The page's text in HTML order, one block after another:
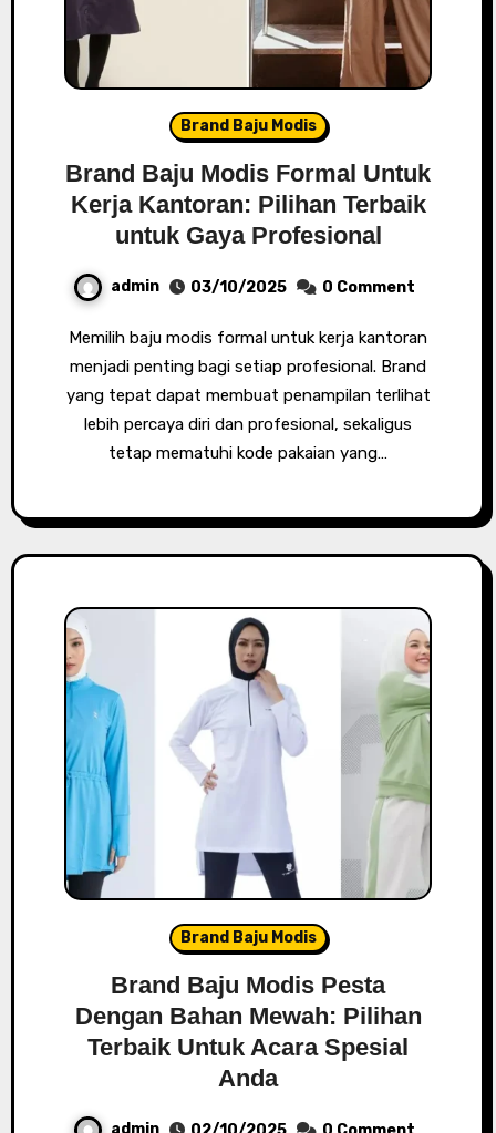
Brand Baju Modis
Brand Baju Modis Formal Untuk
Kerja Kantoran: Pilihan Terbaik
untuk Gaya Profesional
admin 03/10/2025 0 Comment
Memilih baju modis formal untuk kerja kantoran
menjadi penting bagi setiap profesional. Brand
yang tepat dapat membuat penampilan terlihat
lebih percaya diri dan profesional, sekaligus
tetap mematuhi kode pakaian yang…
Brand Baju Modis
Brand Baju Modis Pesta
Dengan Bahan Mewah: Pilihan
Terbaik Untuk Acara Spesial
Anda
admin